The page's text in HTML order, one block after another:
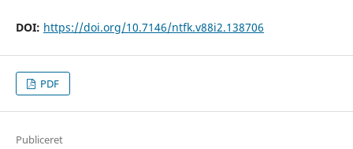
DOI: https://doi.org/10.7146/ntfk.v88i2.138706
PDF
Publiceret